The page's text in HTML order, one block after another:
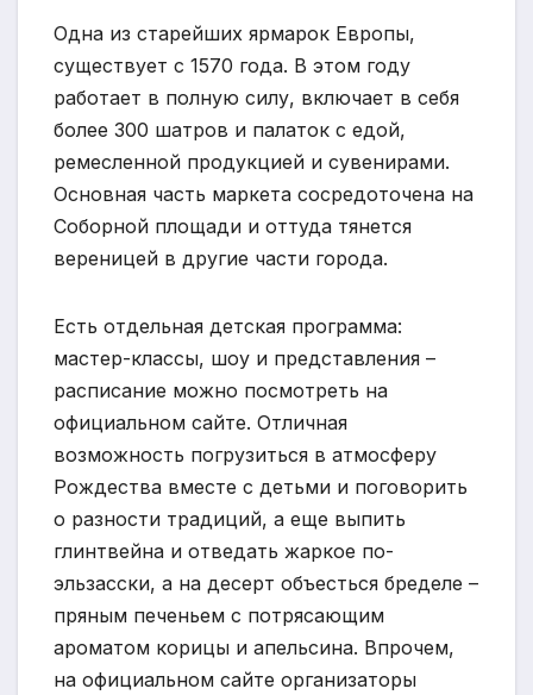
Одна из старейших ярмарок Европы,
существует с 1570 года. В этом году
работает в полную силу, включает в себя
более 300 шатров и палаток с едой,
ремесленной продукцией и сувенирами.
Основная часть маркета сосредоточена на
Соборной площади и оттуда тянется
вереницей в другие части города.
Есть отдельная детская программа:
мастер-классы, шоу и представления –
расписание можно посмотреть на
официальном сайте. Отличная
возможность погрузиться в атмосферу
Рождества вместе с детьми и поговорить
о разности традиций, а еще выпить
глинтвейна и отведать жаркое по-
эльзасски, а на десерт объесться бределе –
пряным печеньем с потрясающим
ароматом корицы и апельсина. Впрочем,
на официальном сайте организаторы